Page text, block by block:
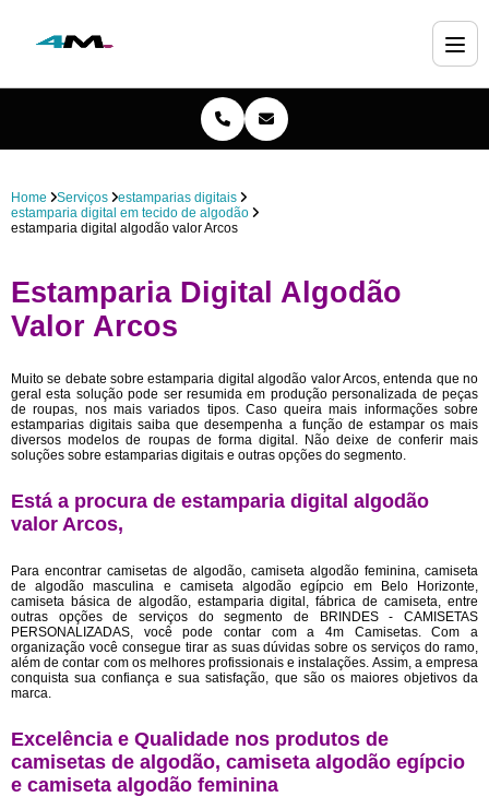
Home Serviços
estamparias digitais
estamparia digital em tecido de algodão
estamparia digital algodão valor Arcos
Estamparia Digital Algodão
Valor Arcos
Muito se debate sobre estamparia digital algodão valor Arcos, entenda que no
geral esta solução pode ser resumida em produção personalizada de peças
de roupas, nos mais variados tipos. Caso queira mais informações sobre
estamparias digitais saiba que desempenha a função de estampar os mais
diversos modelos de roupas de forma digital. Não deixe de conferir mais
soluções sobre estamparias digitais e outras opções do segmento.
Está a procura de estamparia digital algodão
valor Arcos,
Para encontrar camisetas de algodão, camiseta algodão feminina, camiseta
de algodão masculina e camiseta algodão egípcio em Belo Horizonte,
camiseta básica de algodão, estamparia digital, fábrica de camiseta, entre
outras opções de serviços do segmento de BRINDES - CAMISETAS
PERSONALIZADAS, você pode contar com a 4m Camisetas. Com a
organização você consegue tirar as suas dúvidas sobre os serviços do ramo,
além de contar com os melhores profissionais e instalações. Assim, a empresa
conquista sua confiança e sua satisfação, que são os maiores objetivos da
marca.
Excelência e Qualidade nos produtos de
camisetas de algodão, camiseta algodão egípcio
e camiseta algodão feminina